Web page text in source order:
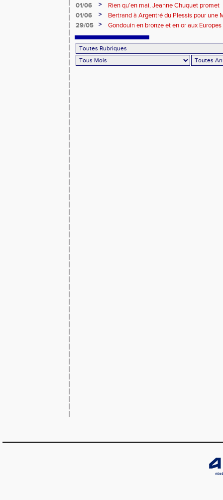
01/06
>
Rien qu’en mai, Jeanne Chuquet promet
01/06
>
Bertrand à Argentré du Plessis pour une
29/05
> Gondouin en bronze et en or aux Europes